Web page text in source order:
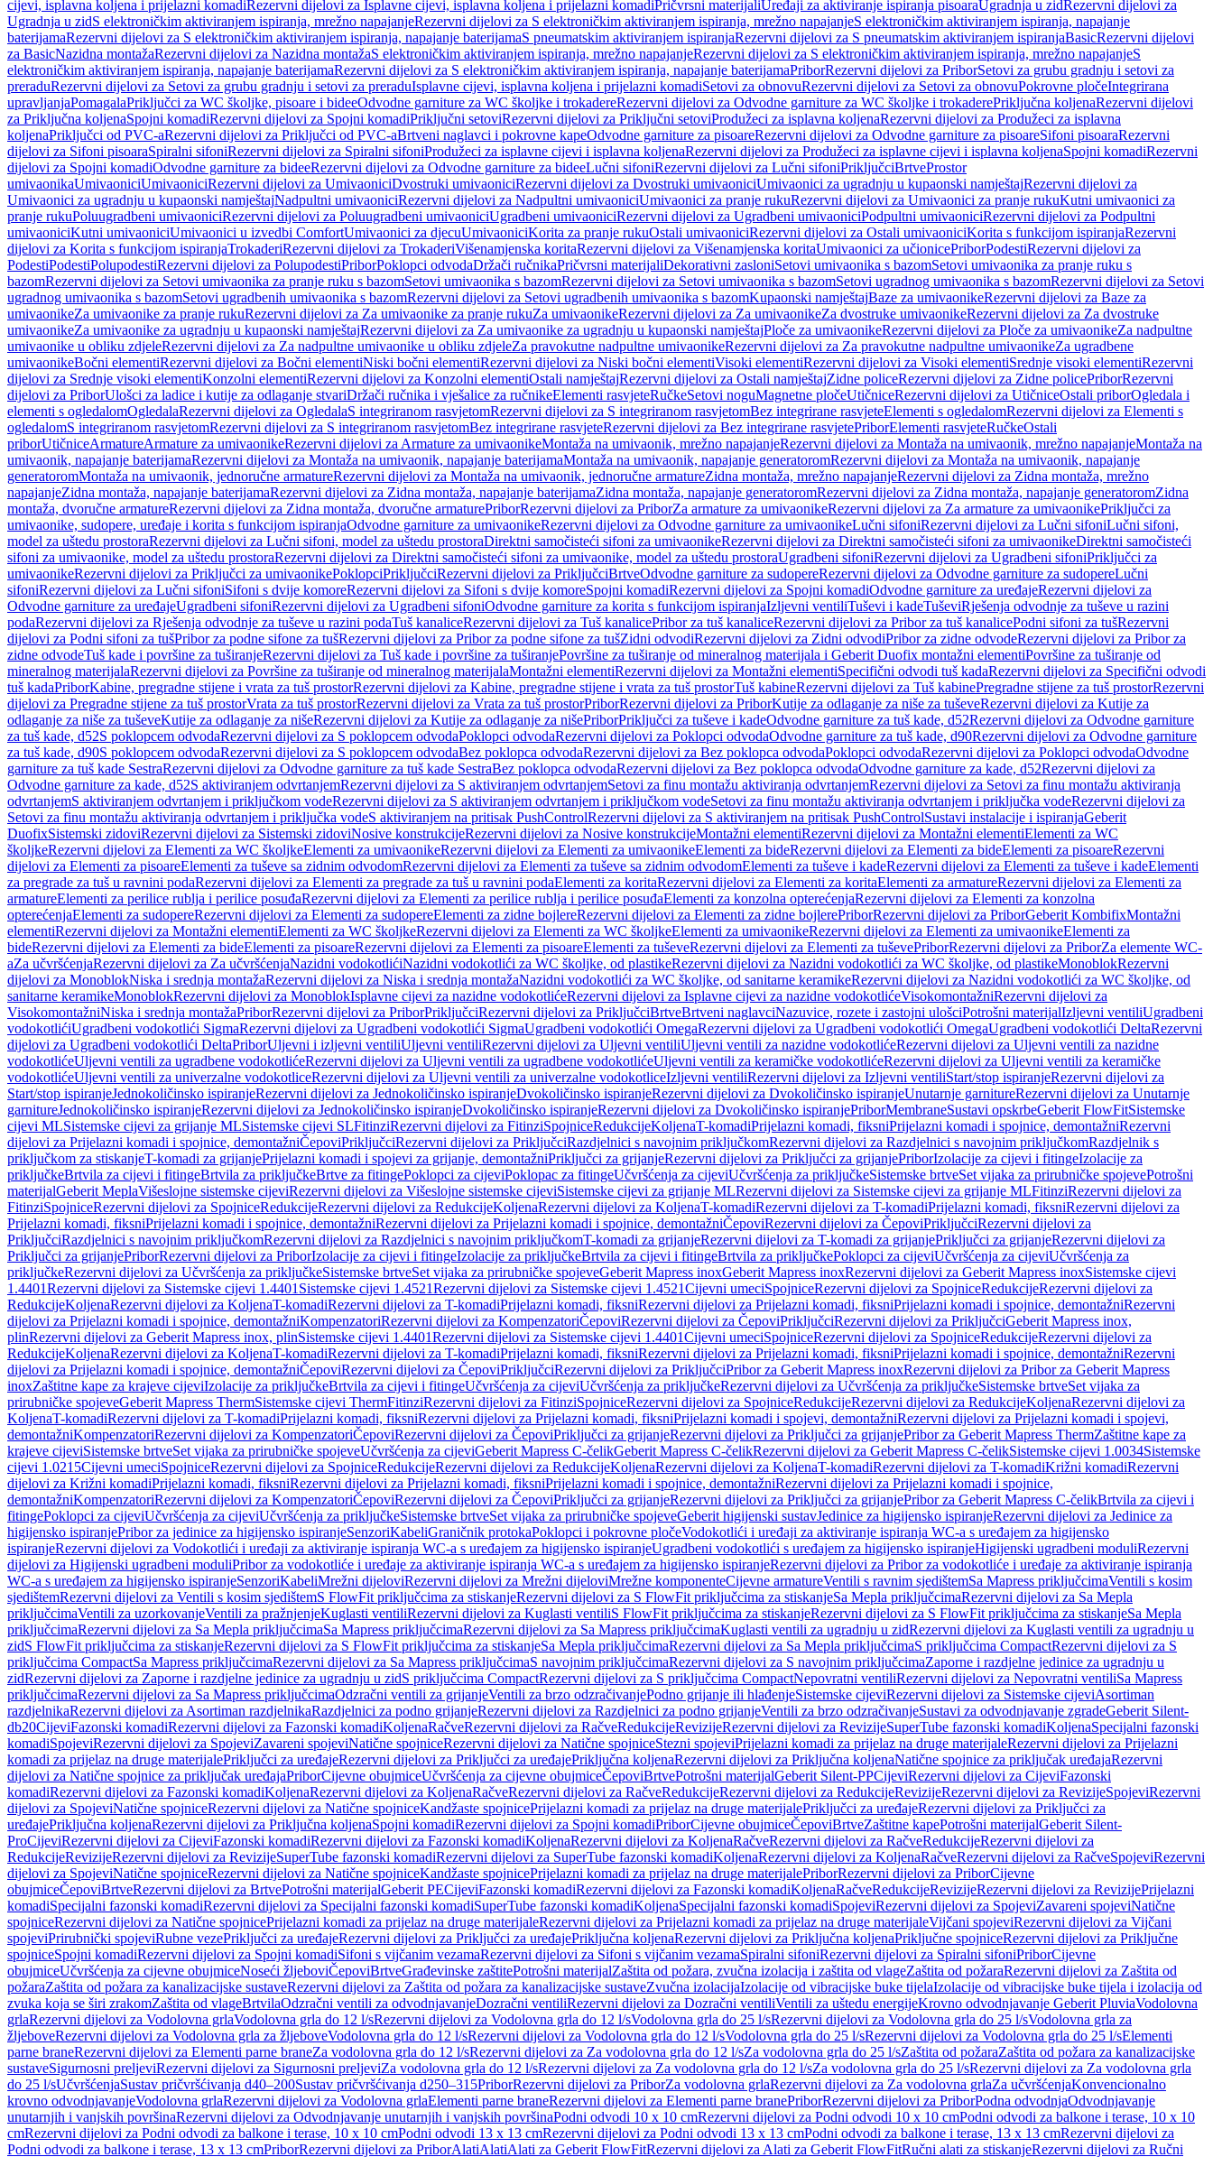
cijevi, isplavna koljena i prijelazni komadiRezervni dijelovi za Isplavne cijevi, isplavna koljena i prijelazni komadiPričvrsni materijaliUređaji za aktiviranje ispiranja pisoaraUgradnja u zidRezervni dijelovi za
Ugradnja u zidS elektroničkim aktiviranjem ispiranja, mrežno napajanjeRezervni dijelovi za S elektroničkim aktiviranjem ispiranja, mrežno napajanjeS elektroničkim aktiviranjem ispiranja, napajanje
baterijamaRezervni dijelovi za S elektroničkim aktiviranjem ispiranja, napajanje baterijamaS pneumatskim aktiviranjem ispiranjaRezervni dijelovi za S pneumatskim aktiviranjem ispiranjaBasicRezervni dijelovi
za BasicNazidna montažaRezervni dijelovi za Nazidna montažaS elektroničkim aktiviranjem ispiranja, mrežno napajanjeRezervni dijelovi za S elektroničkim aktiviranjem ispiranja, mrežno napajanjeS
elektroničkim aktiviranjem ispiranja, napajanje baterijamaRezervni dijelovi za S elektroničkim aktiviranjem ispiranja, napajanje baterijamaPriborRezervni dijelovi za PriborSetovi za grubu gradnju i setovi za
preraduRezervni dijelovi za Setovi za grubu gradnju i setovi za preraduIsplavne cijevi, isplavna koljena i prijelazni komadiSetovi za obnovuRezervni dijelovi za Setovi za obnovuPokrovne pločeIntegrirana
upravljanjaPomagalaPriključci za WC školjke, pisoare i bideeOdvodne garniture za WC školjke i trokadereRezervni dijelovi za Odvodne garniture za WC školjke i trokaderePriključna koljenaRezervni dijelovi
za Priključna koljenaSpojni komadiRezervni dijelovi za Spojni komadiPriključni setoviRezervni dijelovi za Priključni setoviProdužeci za isplavna koljenaRezervni dijelovi za Produžeci za isplavna
koljenaPriključci od PVC-aRezervni dijelovi za Priključci od PVC-aBrtveni naglavci i pokrovne kapeOdvodne garniture za pisoareRezervni dijelovi za Odvodne garniture za pisoareSifoni pisoaraRezervni
dijelovi za Sifoni pisoaraSpiralni sifoniRezervni dijelovi za Spiralni sifoniProdužeci za isplavne cijevi i isplavna koljenaRezervni dijelovi za Produžeci za isplavne cijevi i isplavna koljenaSpojni komadiRezervni
dijelovi za Spojni komadiOdvodne garniture za bideeRezervni dijelovi za Odvodne garniture za bideeLučni sifoniRezervni dijelovi za Lučni sifoniPriključciBrtveProstor
umivaonikaUmivaoniciUmivaoniciRezervni dijelovi za UmivaoniciDvostruki umivaoniciRezervni dijelovi za Dvostruki umivaoniciUmivaonici za ugradnju u kupaonski namještajRezervni dijelovi za
Umivaonici za ugradnju u kupaonski namještajNadpultni umivaoniciRezervni dijelovi za Nadpultni umivaoniciUmivaonici za pranje rukuRezervni dijelovi za Umivaonici za pranje rukuKutni umivaonici za
pranje rukuPoluugradbeni umivaoniciRezervni dijelovi za Poluugradbeni umivaoniciUgradbeni umivaoniciRezervni dijelovi za Ugradbeni umivaoniciPodpultni umivaoniciRezervni dijelovi za Podpultni
umivaoniciKutni umivaoniciUmivaonici u izvedbi ComfortUmivaonici za djecuUmivaoniciKorita za pranje rukuOstali umivaoniciRezervni dijelovi za Ostali umivaoniciKorita s funkcijom ispiranjaRezervni
dijelovi za Korita s funkcijom ispiranjaTrokaderiRezervni dijelovi za TrokaderiVišenamjenska koritaRezervni dijelovi za Višenamjenska koritaUmivaonici za učionicePriborPodestiRezervni dijelovi za
PodestiPodestiPolupodestiRezervni dijelovi za PolupodestiPriborPoklopci odvodaDržači ručnikaPričvrsni materijaliDekorativni zasloniSetovi umivaonika s bazomSetovi umivaonika za pranje ruku s
bazomRezervni dijelovi za Setovi umivaonika za pranje ruku s bazomSetovi umivaonika s bazomRezervni dijelovi za Setovi umivaonika s bazomSetovi ugradnog umivaonika s bazomRezervni dijelovi za Setovi
ugradnog umivaonika s bazomSetovi ugradbenih umivaonika s bazomRezervni dijelovi za Setovi ugradbenih umivaonika s bazomKupaonski namještajBaze za umivaonikeRezervni dijelovi za Baze za
umivaonikeZa umivaonike za pranje rukuRezervni dijelovi za Za umivaonike za pranje rukuZa umivaonikeRezervni dijelovi za Za umivaonikeZa dvostruke umivaonikeRezervni dijelovi za Za dvostruke
umivaonikeZa umivaonike za ugradnju u kupaonski namještajRezervni dijelovi za Za umivaonike za ugradnju u kupaonski namještajPloče za umivaonikeRezervni dijelovi za Ploče za umivaonikeZa nadpultne
umivaonike u obliku zdjeleRezervni dijelovi za Za nadpultne umivaonike u obliku zdjeleZa pravokutne nadpultne umivaonikeRezervni dijelovi za Za pravokutne nadpultne umivaonikeZa ugradbene
umivaonikeBočni elementiRezervni dijelovi za Bočni elementiNiski bočni elementiRezervni dijelovi za Niski bočni elementiVisoki elementiRezervni dijelovi za Visoki elementiSrednje visoki elementiRezervni
dijelovi za Srednje visoki elementiKonzolni elementiRezervni dijelovi za Konzolni elementiOstali namještajRezervni dijelovi za Ostali namještajZidne policeRezervni dijelovi za Zidne policePriborRezervni
dijelovi za PriborUlošci za ladice i kutije za odlaganje stvariDržači ručnika i vješalice za ručnikeElementi rasvjeteRučkeSetovi noguMagnetne pločeUtičniceRezervni dijelovi za UtičniceOstali priborOgledala i
elementi s ogledalomOgledalaRezervni dijelovi za OgledalaS integriranom rasvjetomRezervni dijelovi za S integriranom rasvjetomBez integrirane rasvjeteElementi s ogledalomRezervni dijelovi za Elementi s
ogledalomS integriranom rasvjetomRezervni dijelovi za S integriranom rasvjetomBez integrirane rasvjeteRezervni dijelovi za Bez integrirane rasvjetePriborElementi rasvjeteRučkeOstali
priborUtičniceArmatureArmature za umivaonikeRezervni dijelovi za Armature za umivaonikeMontaža na umivaonik, mrežno napajanjeRezervni dijelovi za Montaža na umivaonik, mrežno napajanjeMontaža na
umivaonik, napajanje baterijamaRezervni dijelovi za Montaža na umivaonik, napajanje baterijamaMontaža na umivaonik, napajanje generatoromRezervni dijelovi za Montaža na umivaonik, napajanje
generatoromMontaža na umivaonik, jednoručne armatureRezervni dijelovi za Montaža na umivaonik, jednoručne armatureZidna montaža, mrežno napajanjeRezervni dijelovi za Zidna montaža, mrežno
napajanjeZidna montaža, napajanje baterijamaRezervni dijelovi za Zidna montaža, napajanje baterijamaZidna montaža, napajanje generatoromRezervni dijelovi za Zidna montaža, napajanje generatoromZidna
montaža, dvoručne armatureRezervni dijelovi za Zidna montaža, dvoručne armaturePriborRezervni dijelovi za PriborZa armature za umivaonikeRezervni dijelovi za Za armature za umivaonikePriključci za
umivaonike, sudopere, uređaje i korita s funkcijom ispiranjaOdvodne garniture za umivaonikeRezervni dijelovi za Odvodne garniture za umivaonikeLučni sifoniRezervni dijelovi za Lučni sifoniLučni sifoni,
model za uštedu prostoraRezervni dijelovi za Lučni sifoni, model za uštedu prostoraDirektni samočisteći sifoni za umivaonikeRezervni dijelovi za Direktni samočisteći sifoni za umivaonikeDirektni samočisteći
sifoni za umivaonike, model za uštedu prostoraRezervni dijelovi za Direktni samočisteći sifoni za umivaonike, model za uštedu prostoraUgradbeni sifoniRezervni dijelovi za Ugradbeni sifoniPriključci za
umivaonikeRezervni dijelovi za Priključci za umivaonikePoklopciPriključciRezervni dijelovi za PriključciBrtveOdvodne garniture za sudopereRezervni dijelovi za Odvodne garniture za sudopereLučni
sifoniRezervni dijelovi za Lučni sifoniSifoni s dvije komoreRezervni dijelovi za Sifoni s dvije komoreSpojni komadiRezervni dijelovi za Spojni komadiOdvodne garniture za uređajeRezervni dijelovi za
Odvodne garniture za uređajeUgradbeni sifoniRezervni dijelovi za Ugradbeni sifoniOdvodne garniture za korita s funkcijom ispiranjaIzljevni ventiliTuševi i kadeTuševiRješenja odvodnje za tuševe u razini
podaRezervni dijelovi za Rješenja odvodnje za tuševe u razini podaTuš kanaliceRezervni dijelovi za Tuš kanalicePribor za tuš kanaliceRezervni dijelovi za Pribor za tuš kanalicePodni sifoni za tušRezervni
dijelovi za Podni sifoni za tušPribor za podne sifone za tušRezervni dijelovi za Pribor za podne sifone za tušZidni odvodiRezervni dijelovi za Zidni odvodiPribor za zidne odvodeRezervni dijelovi za Pribor za
zidne odvodeTuš kade i površine za tuširanjeRezervni dijelovi za Tuš kade i površine za tuširanjePovršine za tuširanje od mineralnog materijala i Geberit Duofix montažni elementiPovršine za tuširanje od
mineralnog materijalaRezervni dijelovi za Površine za tuširanje od mineralnog materijalaMontažni elementiRezervni dijelovi za Montažni elementiSpecifični odvodi tuš kadaRezervni dijelovi za Specifični odvodi
tuš kadaPriborKabine, pregradne stijene i vrata za tuš prostorRezervni dijelovi za Kabine, pregradne stijene i vrata za tuš prostorTuš kabineRezervni dijelovi za Tuš kabinePregradne stijene za tuš prostorRezervni
dijelovi za Pregradne stijene za tuš prostorVrata za tuš prostorRezervni dijelovi za Vrata za tuš prostorPriborRezervni dijelovi za PriborKutije za odlaganje za niše za tuševeRezervni dijelovi za Kutije za
odlaganje za niše za tuševeKutije za odlaganje za nišeRezervni dijelovi za Kutije za odlaganje za nišePriborPriključci za tuševe i kadeOdvodne garniture za tuš kade, d52Rezervni dijelovi za Odvodne garniture
za tuš kade, d52S poklopcem odvodaRezervni dijelovi za S poklopcem odvodaPoklopci odvodaRezervni dijelovi za Poklopci odvodaOdvodne garniture za tuš kade, d90Rezervni dijelovi za Odvodne garniture
za tuš kade, d90S poklopcem odvodaRezervni dijelovi za S poklopcem odvodaBez poklopca odvodaRezervni dijelovi za Bez poklopca odvodaPoklopci odvodaRezervni dijelovi za Poklopci odvodaOdvodne
garniture za tuš kade SestraRezervni dijelovi za Odvodne garniture za tuš kade SestraBez poklopca odvodaRezervni dijelovi za Bez poklopca odvodaOdvodne garniture za kade, d52Rezervni dijelovi za
Odvodne garniture za kade, d52S aktiviranjem odvrtanjemRezervni dijelovi za S aktiviranjem odvrtanjemSetovi za finu montažu aktiviranja odvrtanjemRezervni dijelovi za Setovi za finu montažu aktiviranja
odvrtanjemS aktiviranjem odvrtanjem i priključkom vodeRezervni dijelovi za S aktiviranjem odvrtanjem i priključkom vodeSetovi za finu montažu aktiviranja odvrtanjem i priključka vodeRezervni dijelovi za
Setovi za finu montažu aktiviranja odvrtanjem i priključka vodeS aktiviranjem na pritisak PushControlRezervni dijelovi za S aktiviranjem na pritisak PushControlSustavi instalacije i ispiranjaGeberit
DuofixSistemski zidoviRezervni dijelovi za Sistemski zidoviNosive konstrukcijeRezervni dijelovi za Nosive konstrukcijeMontažni elementiRezervni dijelovi za Montažni elementiElementi za WC
školjkeRezervni dijelovi za Elementi za WC školjkeElementi za umivaonikeRezervni dijelovi za Elementi za umivaonikeElementi za bideRezervni dijelovi za Elementi za bideElementi za pisoareRezervni
dijelovi za Elementi za pisoareElementi za tuševe sa zidnim odvodomRezervni dijelovi za Elementi za tuševe sa zidnim odvodomElementi za tuševe i kadeRezervni dijelovi za Elementi za tuševe i kadeElementi
za pregrade za tuš u ravnini podaRezervni dijelovi za Elementi za pregrade za tuš u ravnini podaElementi za koritaRezervni dijelovi za Elementi za koritaElementi za armatureRezervni dijelovi za Elementi za
armatureElementi za perilice rublja i perilice posuđaRezervni dijelovi za Elementi za perilice rublja i perilice posuđaElementi za konzolna opterećenjaRezervni dijelovi za Elementi za konzolna
opterećenjaElementi za sudopereRezervni dijelovi za Elementi za sudopereElementi za zidne bojlereRezervni dijelovi za Elementi za zidne bojlerePriborRezervni dijelovi za PriborGeberit KombifixMontažni
elementiRezervni dijelovi za Montažni elementiElementi za WC školjkeRezervni dijelovi za Elementi za WC školjkeElementi za umivaonikeRezervni dijelovi za Elementi za umivaonikeElementi za
bideRezervni dijelovi za Elementi za bideElementi za pisoareRezervni dijelovi za Elementi za pisoareElementi za tuševeRezervni dijelovi za Elementi za tuševePriborRezervni dijelovi za PriborZa elemente WC-
aZa učvršćenjaRezervni dijelovi za Za učvršćenjaNazidni vodokotlićiNazidni vodokotlići za WC školjke, od plastikeRezervni dijelovi za Nazidni vodokotlići za WC školjke, od plastikeMonoblokRezervni
dijelovi za MonoblokNiska i srednja montažaRezervni dijelovi za Niska i srednja montažaNazidni vodokotlići za WC školjke, od sanitarne keramikeRezervni dijelovi za Nazidni vodokotlići za WC školjke, od
sanitarne keramikeMonoblokRezervni dijelovi za MonoblokIsplavne cijevi za nazidne vodokotlićeRezervni dijelovi za Isplavne cijevi za nazidne vodokotlićeVisokomontažniRezervni dijelovi za
VisokomontažniNiska i srednja montažaPriborRezervni dijelovi za PriborPriključciRezervni dijelovi za PriključciBrtveBrtveni naglavciNazuvice, rozete i zastojni ulošciPotrošni materijalIzljevni ventiliUgradbeni
vodokotlićiUgradbeni vodokotlići SigmaRezervni dijelovi za Ugradbeni vodokotlići SigmaUgradbeni vodokotlići OmegaRezervni dijelovi za Ugradbeni vodokotlići OmegaUgradbeni vodokotlići DeltaRezervni
dijelovi za Ugradbeni vodokotlići DeltaPriborUljevni i izljevni ventiliUljevni ventiliRezervni dijelovi za Uljevni ventiliUljevni ventili za nazidne vodokotlićeRezervni dijelovi za Uljevni ventili za nazidne
vodokotlićeUljevni ventili za ugradbene vodokotlićeRezervni dijelovi za Uljevni ventili za ugradbene vodokotlićeUljevni ventili za keramičke vodokotlićeRezervni dijelovi za Uljevni ventili za keramičke
vodokotlićeUljevni ventili za univerzalne vodokotliceRezervni dijelovi za Uljevni ventili za univerzalne vodokotliceIzljevni ventiliRezervni dijelovi za Izljevni ventiliStart/stop ispiranjeRezervni dijelovi za
Start/stop ispiranjeJednokoličinsko ispiranjeRezervni dijelovi za Jednokoličinsko ispiranjeDvokoličinsko ispiranjeRezervni dijelovi za Dvokoličinsko ispiranjeUnutarnje garnitureRezervni dijelovi za Unutarnje
garnitureJednokoličinsko ispiranjeRezervni dijelovi za Jednokoličinsko ispiranjeDvokoličinsko ispiranjeRezervni dijelovi za Dvokoličinsko ispiranjePriborMembraneSustavi opskrbeGeberit FlowFitSistemske
cijevi MLSistemske cijevi za grijanje MLSistemske cijevi SLFitinziRezervni dijelovi za FitinziSpojniceRedukcijeKoljenaT-komadiPrijelazni komadi, fiksniPrijelazni komadi i spojnice, demontažniRezervni
dijelovi za Prijelazni komadi i spojnice, demontažniČepoviPriključciRezervni dijelovi za PriključciRazdjelnici s navojnim priključkomRezervni dijelovi za Razdjelnici s navojnim priključkomRazdjelnik s
priključkom za stiskanjeT-komadi za grijanjePrijelazni komadi i spojevi za grijanje, demontažniPriključci za grijanjeRezervni dijelovi za Priključci za grijanjePriborIzolacije za cijevi i fitingeIzolacije za
priključkeBrtvila za cijevi i fitingeBrtvila za priključkeBrtve za fitingePoklopci za cijeviPoklopac za fitingeUčvršćenja za cijeviUčvršćenja za priključkeSistemske brtveSet vijaka za prirubničke spojevePotrošni
materijalGeberit MeplaVišeslojne sistemske cijeviRezervni dijelovi za Višeslojne sistemske cijeviSistemske cijevi za grijanje MLRezervni dijelovi za Sistemske cijevi za grijanje MLFitinziRezervni dijelovi za
FitinziSpojniceRezervni dijelovi za SpojniceRedukcijeRezervni dijelovi za RedukcijeKoljenaRezervni dijelovi za KoljenaT-komadiRezervni dijelovi za T-komadiPrijelazni komadi, fiksniRezervni dijelovi za
Prijelazni komadi, fiksniPrijelazni komadi i spojnice, demontažniRezervni dijelovi za Prijelazni komadi i spojnice, demontažniČepoviRezervni dijelovi za ČepoviPriključciRezervni dijelovi za
PriključciRazdjelnici s navojnim priključkomRezervni dijelovi za Razdjelnici s navojnim priključkomT-komadi za grijanjeRezervni dijelovi za T-komadi za grijanjePriključci za grijanjeRezervni dijelovi za
Priključci za grijanjePriborRezervni dijelovi za PriborIzolacije za cijevi i fitingeIzolacije za priključkeBrtvila za cijevi i fitingeBrtvila za priključkePoklopci za cijeviUčvršćenja za cijeviUčvršćenja za
priključkeRezervni dijelovi za Učvršćenja za priključkeSistemske brtveSet vijaka za prirubničke spojeveGeberit Mapress inoxGeberit Mapress inoxRezervni dijelovi za Geberit Mapress inoxSistemske cijevi
1.4401Rezervni dijelovi za Sistemske cijevi 1.4401 Sistemske cijevi 1.4521Rezervni dijelovi za Sistemske cijevi 1.4521Cijevni umeciSpojniceRezervni dijelovi za SpojniceRedukcijeRezervni dijelovi za
RedukcijeKoljenaRezervni dijelovi za KoljenaT-komadiRezervni dijelovi za T-komadiPrijelazni komadi, fiksniRezervni dijelovi za Prijelazni komadi, fiksniPrijelazni komadi i spojnice, demontažniRezervni
dijelovi za Prijelazni komadi i spojnice, demontažniKompenzatoriRezervni dijelovi za KompenzatoriČepoviRezervni dijelovi za ČepoviPriključciRezervni dijelovi za PriključciGeberit Mapress inox,
plinRezervni dijelovi za Geberit Mapress inox, plinSistemske cijevi 1.4401Rezervni dijelovi za Sistemske cijevi 1.4401Cijevni umeciSpojniceRezervni dijelovi za SpojniceRedukcijeRezervni dijelovi za
RedukcijeKoljenaRezervni dijelovi za KoljenaT-komadiRezervni dijelovi za T-komadiPrijelazni komadi, fiksniRezervni dijelovi za Prijelazni komadi, fiksniPrijelazni komadi i spojnice, demontažniRezervni
dijelovi za Prijelazni komadi i spojnice, demontažniČepoviRezervni dijelovi za ČepoviPriključciRezervni dijelovi za PriključciPribor za Geberit Mapress inoxRezervni dijelovi za Pribor za Geberit Mapress
inoxZaštitne kape za krajeve cijeviIzolacije za priključkeBrtvila za cijevi i fitingeUčvršćenja za cijeviUčvršćenja za priključkeRezervni dijelovi za Učvršćenja za priključkeSistemske brtveSet vijaka za
prirubničke spojeveGeberit Mapress ThermSistemske cijevi ThermFitinziRezervni dijelovi za FitinziSpojniceRezervni dijelovi za SpojniceRedukcijeRezervni dijelovi za RedukcijeKoljenaRezervni dijelovi za
KoljenaT-komadiRezervni dijelovi za T-komadiPrijelazni komadi, fiksniRezervni dijelovi za Prijelazni komadi, fiksniPrijelazni komadi i spojevi, demontažniRezervni dijelovi za Prijelazni komadi i spojevi,
demontažniKompenzatoriRezervni dijelovi za KompenzatoriČepoviRezervni dijelovi za ČepoviPriključci za grijanjeRezervni dijelovi za Priključci za grijanjePribor za Geberit Mapress ThermZaštitne kape za
krajeve cijeviSistemske brtveSet vijaka za prirubničke spojeveUčvršćenja za cijeviGeberit Mapress C-čelikGeberit Mapress C-čelikRezervni dijelovi za Geberit Mapress C-čelikSistemske cijevi 1.0034Sistemske
cijevi 1.0215Cijevni umeciSpojniceRezervni dijelovi za SpojniceRedukcijeRezervni dijelovi za RedukcijeKoljenaRezervni dijelovi za KoljenaT-komadiRezervni dijelovi za T-komadiKrižni komadiRezervni
dijelovi za Križni komadiPrijelazni komadi, fiksniRezervni dijelovi za Prijelazni komadi, fiksniPrijelazni komadi i spojnice, demontažniRezervni dijelovi za Prijelazni komadi i spojnice,
demontažniKompenzatoriRezervni dijelovi za KompenzatoriČepoviRezervni dijelovi za ČepoviPriključci za grijanjeRezervni dijelovi za Priključci za grijanjePribor za Geberit Mapress C-čelikBrtvila za cijevi i
fitingePoklopci za cijeviUčvršćenja za cijeviUčvršćenja za priključkeSistemske brtveSet vijaka za prirubničke spojeveGeberit higijenski sustavJedinice za higijensko ispiranjeRezervni dijelovi za Jedinice za
higijensko ispiranjePribor za jedinice za higijensko ispiranjeSenzoriKabeliGraničnik protokaPoklopci i pokrovne pločeVodokotlići i uređaji za aktiviranje ispiranja WC-a s uređajem za higijensko
ispiranjeRezervni dijelovi za Vodokotlići i uređaji za aktiviranje ispiranja WC-a s uređajem za higijensko ispiranjeUgradbeni vodokotlići s uređajem za higijensko ispiranjeHigijenski ugradbeni moduliRezervni
dijelovi za Higijenski ugradbeni moduliPribor za vodokotliće i uređaje za aktiviranje ispiranja WC-a s uređajem za higijensko ispiranjeRezervni dijelovi za Pribor za vodokotliće i uređaje za aktiviranje ispiranja
WC-a s uređajem za higijensko ispiranjeSenzoriKabeliMrežni dijeloviRezervni dijelovi za Mrežni dijeloviMrežne komponenteCijevne armatureVentili s ravnim sjedištemSa Mapress priključcimaVentili s kosim
sjedištemRezervni dijelovi za Ventili s kosim sjedištemS FlowFit priključcima za stiskanjeRezervni dijelovi za S FlowFit priključcima za stiskanjeSa Mepla priključcimaRezervni dijelovi za Sa Mepla
priključcimaVentili za uzorkovanjeVentili za pražnjenjeKuglasti ventiliRezervni dijelovi za Kuglasti ventiliS FlowFit priključcima za stiskanjeRezervni dijelovi za S FlowFit priključcima za stiskanjeSa Mepla
priključcimaRezervni dijelovi za Sa Mepla priključcimaSa Mapress priključcimaRezervni dijelovi za Sa Mapress priključcimaKuglasti ventili za ugradnju u zidRezervni dijelovi za Kuglasti ventili za ugradnju u
zidS FlowFit priključcima za stiskanjeRezervni dijelovi za S FlowFit priključcima za stiskanjeSa Mepla priključcimaRezervni dijelovi za Sa Mepla priključcimaS priključcima CompactRezervni dijelovi za S
priključcima CompactSa Mapress priključcimaRezervni dijelovi za Sa Mapress priključcimaS navojnim priključcimaRezervni dijelovi za S navojnim priključcimaZaporne i razdjelne jedinice za ugradnju u
zidRezervni dijelovi za Zaporne i razdjelne jedinice za ugradnju u zidS priključcima CompactRezervni dijelovi za S priključcima CompactNepovratni ventiliRezervni dijelovi za Nepovratni ventiliSa Mapress
priključcimaRezervni dijelovi za Sa Mapress priključcimaOdzračni ventili za grijanjeVentili za brzo odzračivanjePodno grijanje ili hlađenjeSistemske cijeviRezervni dijelovi za Sistemske cijeviAsortiman
razdjelnikaRezervni dijelovi za Asortiman razdjelnikaRazdjelnici za podno grijanjeRezervni dijelovi za Razdjelnici za podno grijanjeVentili za brzo odzračivanjeSustavi za odvodnjavanje zgradeGeberit Silent-
db20CijeviFazonski komadiRezervni dijelovi za Fazonski komadiKoljenaRačveRezervni dijelovi za RačveRedukcijeRevizijeRezervni dijelovi za RevizijeSuperTube fazonski komadiKoljenaSpecijalni fazonski
komadiSpojeviRezervni dijelovi za SpojeviZavareni spojeviNatične spojniceRezervni dijelovi za Natične spojniceStezni spojeviPrijelazni komadi za prijelaz na druge materijaleRezervni dijelovi za Prijelazni
komadi za prijelaz na druge materijalePriključci za uređajeRezervni dijelovi za Priključci za uređajePriključna koljenaRezervni dijelovi za Priključna koljenaNatične spojnice za priključak uređajaRezervni
dijelovi za Natične spojnice za priključak uređajaPriborCijevne obujmiceUčvršćenja za cijevne obujmiceČepoviBrtvePotrošni materijalGeberit Silent-PPCijeviRezervni dijelovi za CijeviFazonski
komadiRezervni dijelovi za Fazonski komadiKoljenaRezervni dijelovi za KoljenaRačveRezervni dijelovi za RačveRedukcijeRezervni dijelovi za RedukcijeRevizijeRezervni dijelovi za RevizijeSpojeviRezervni
dijelovi za SpojeviNatične spojniceRezervni dijelovi za Natične spojniceKandžaste spojnicePrijelazni komadi za prijelaz na druge materijalePriključci za uređajeRezervni dijelovi za Priključci za
uređajePriključna koljenaRezervni dijelovi za Priključna koljenaSpojni komadiRezervni dijelovi za Spojni komadiPriborCijevne obujmiceČepoviBrtveZaštitne kapePotrošni materijalGeberit Silent-
ProCijeviRezervni dijelovi za CijeviFazonski komadiRezervni dijelovi za Fazonski komadiKoljenaRezervni dijelovi za KoljenaRačveRezervni dijelovi za RačveRedukcijeRezervni dijelovi za
RedukcijeRevizijeRezervni dijelovi za RevizijeSuperTube fazonski komadiRezervni dijelovi za SuperTube fazonski komadiKoljenaRezervni dijelovi za KoljenaRačveRezervni dijelovi za RačveSpojeviRezervni
dijelovi za SpojeviNatične spojniceRezervni dijelovi za Natične spojniceKandžaste spojnicePrijelazni komadi za prijelaz na druge materijalePriborRezervni dijelovi za PriborCijevne
obujmiceČepoviBrtveRezervni dijelovi za BrtvePotrošni materijalGeberit PECijeviFazonski komadiRezervni dijelovi za Fazonski komadiKoljenaRačveRedukcijeRevizijeRezervni dijelovi za RevizijePrijelazni
komadiSpecijalni fazonski komadiRezervni dijelovi za Specijalni fazonski komadiSuperTube fazonski komadiKoljenaSpecijalni fazonski komadiSpojeviRezervni dijelovi za SpojeviZavareni spojeviNatične
spojniceRezervni dijelovi za Natične spojnicePrijelazni komadi za prijelaz na druge materijaleRezervni dijelovi za Prijelazni komadi za prijelaz na druge materijaleVijčani spojeviRezervni dijelovi za Vijčani
spojeviPrirubnički spojeviRubne vezePriključci za uređajeRezervni dijelovi za Priključci za uređajePriključna koljenaRezervni dijelovi za Priključna koljenaPriključne spojniceRezervni dijelovi za Priključne
spojniceSpojni komadiRezervni dijelovi za Spojni komadiSifoni s vijčanim vezamaRezervni dijelovi za Sifoni s vijčanim vezamaSpiralni sifoniRezervni dijelovi za Spiralni sifoniPriborCijevne
obujmiceUčvršćenja za cijevne obujmiceNoseći žljeboviČepoviBrtveGrađevinske zaštitePotrošni materijalZaštita od požara, zvučna izolacija i zaštita od vlageZaštita od požaraRezervni dijelovi za Zaštita od
požaraZaštita od požara za kanalizacijske sustaveRezervni dijelovi za Zaštita od požara za kanalizacijske sustaveZvučna izolacijaIzolacije od vibracijske buke tijelaIzolacije od vibracijske buke tijela i izolacija od
zvuka koja se širi zrakomZaštita od vlageBrtvilaOdzračni ventili za odvodnjavanjeDozračni ventiliRezervni dijelovi za Dozračni ventiliVentili za uštedu energijeKrovno odvodnjavanje Geberit PluviaVodolovna
grlaRezervni dijelovi za Vodolovna grlaVodolovna grla do 12 l/sRezervni dijelovi za Vodolovna grla do 12 l/sVodolovna grla do 25 l/sRezervni dijelovi za Vodolovna grla do 25 l/sVodolovna grla za
žljeboveRezervni dijelovi za Vodolovna grla za žljeboveVodolovna grla do 12 l/sRezervni dijelovi za Vodolovna grla do 12 l/sVodolovna grla do 25 l/sRezervni dijelovi za Vodolovna grla do 25 l/sElementi
parne braneRezervni dijelovi za Elementi parne braneZa vodolovna grla do 12 l/sRezervni dijelovi za Za vodolovna grla do 12 l/sZa vodolovna grla do 25 l/sZaštita od požaraZaštita od požara za kanalizacijske
sustaveSigurnosni preljeviRezervni dijelovi za Sigurnosni preljeviZa vodolovna grla do 12 l/sRezervni dijelovi za Za vodolovna grla do 12 l/sZa vodolovna grla do 25 l/sRezervni dijelovi za Za vodolovna grla
do 25 l/sUčvršćenjaSustav pričvršćivanja d40–200Sustav pričvršćivanja d250–315PriborRezervni dijelovi za PriborZa vodolovna grlaRezervni dijelovi za Za vodolovna grlaZa učvršćenjaKonvencionalno
krovno odvodnjavanjeVodolovna grlaRezervni dijelovi za Vodolovna grlaElementi parne braneRezervni dijelovi za Elementi parne branePriborRezervni dijelovi za PriborPodna odvodnjaOdvodnjavanje
unutarnjih i vanjskih površinaRezervni dijelovi za Odvodnjavanje unutarnjih i vanjskih površinaPodni odvodi 10 x 10 cmRezervni dijelovi za Podni odvodi 10 x 10 cmPodni odvodi za balkone i terase, 10 x 10
cmRezervni dijelovi za Podni odvodi za balkone i terase, 10 x 10 cmPodni odvodi 13 x 13 cmRezervni dijelovi za Podni odvodi 13 x 13 cmPodni odvodi za balkone i terase, 13 x 13 cmRezervni dijelovi za
Podni odvodi za balkone i terase, 13 x 13 cmPriborRezervni dijelovi za PriborAlatiAlatiAlati za Geberit FlowFitRezervni dijelovi za Alati za Geberit FlowFitRučni alati za stiskanjeRezervni dijelovi za Ručni